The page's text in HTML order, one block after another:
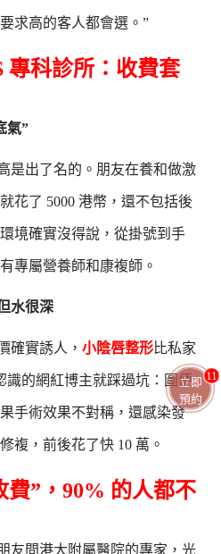
求高的客人都會選。”
專科診所：收費套
氣”
是出了名的。朋友在養和做激
花了 5000 港幣，還不包括後
境確實沒得說，從掛號到手
專屬營養師和康複師。
水很深
確實誘人，小陰唇整形比私家
識的網紅博主就踩過坑：圖便
手術效果不對稱，還感染發
複，前後花了快 10 萬。
費”，90% 的人都不
友問港大附屬醫院的專家，光
立即
預約
11